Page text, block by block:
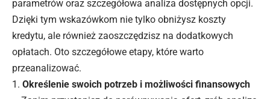
parametrów oraz szczegółowa analiza dostępnych opcji.
Dzięki tym wskazówkom nie tylko obniżysz koszty
kredytu, ale również zaoszczędzisz na dodatkowych
opłatach. Oto szczegółowe etapy, które warto
przeanalizować.
Określenie swoich potrzeb i możliwości finansowych